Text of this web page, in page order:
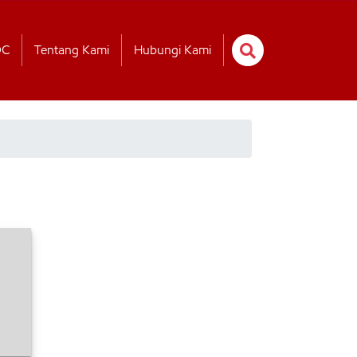
Tentang Kami Hubungi Kami